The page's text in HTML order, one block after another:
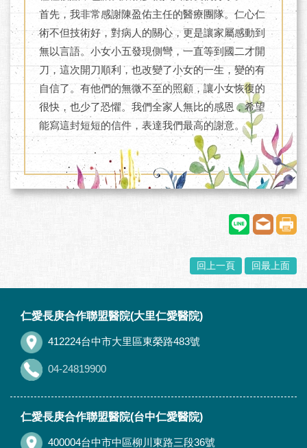
首先，我非常感謝陳盈佑主任的醫療團隊。仁心仁
術不但技術好，對病人的關心，更是讓家屬感動到
無以言語。小女小五發現側彎，一直等到國二才開
刀，這次開刀順利，也改變了小女的一生，變的有
自信了。有他們的無微不至的照顧，讓小女恢復的
很快，也少了恐懼。我們全家人無比的感恩，希望
能寫這封短短的信件，表達我們最高的謝意。
回上一頁 回最上面
仁愛長庚合作聯盟醫院(大里仁愛醫院)
412224台中市大里區東榮路483號
04-24819900
仁愛長庚合作聯盟醫院(台中仁愛醫院)
400004台中市中區柳川東路三段36號